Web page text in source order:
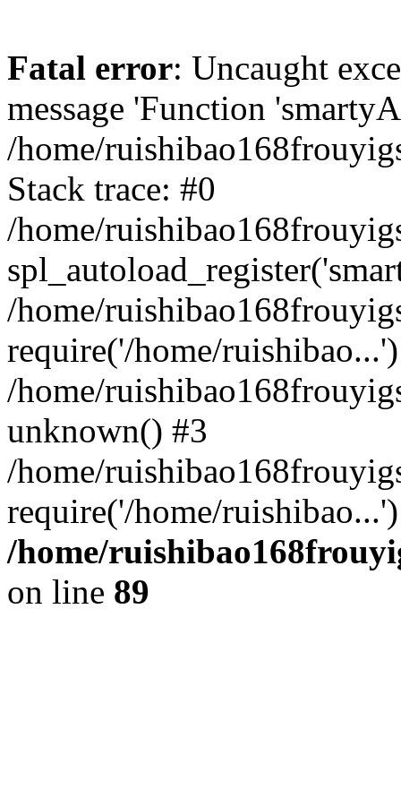
Fatal error: Uncaught
message 'Function
/home/
Stack trace: #0
/home/
/home/
require('/home/
/home/
unknown() #3
/home/
require('/home/
/home/
on line 89